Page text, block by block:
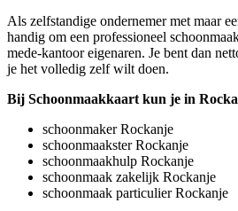
Als zelfstandige ondernemer met maar
handig om een professioneel
mede-kantoor eigenaren. Je bent dan
je het volledig zelf wilt doen.
Bij Schoonmaakkaart kun je in
schoonmaker Rockanje
schoonmaakster Rockanje
schoonmaakhulp Rockanje
schoonmaak zakelijk Rockanje
schoonmaak particulier Rockanje